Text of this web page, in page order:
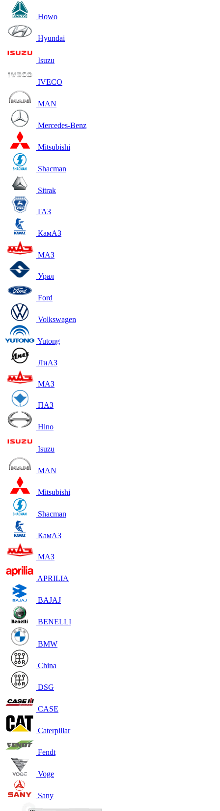
Howo
Hyundai
Isuzu
IVECO
MAN
Mercedes-Benz
Mitsubishi
Shacman
Sitrak
ГАЗ
КамАЗ
МАЗ
Урал
Ford
Volkswagen
Yutong
ЛиАЗ
МАЗ
ПАЗ
Hino
Isuzu
MAN
Mitsubishi
Shacman
КамАЗ
МАЗ
APRILIA
BAJAJ
BENELLI
BMW
China
DSG
CASE
Caterpillar
Fendt
Voge
Sany